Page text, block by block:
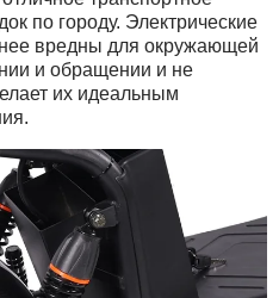
Wenbo
Yokamura
Xiaomi
по городу. Электрические
вредны для окружающей
и обращении и не
их идеальным